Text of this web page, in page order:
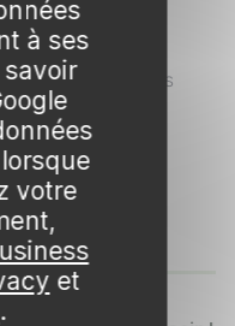
mâle au port
la base, dont les
silhouette
Sa croissance
années, mais
vert clair au
puis vire à un
DÉCOUVREZ COMMENT
arbres
à ses
savoir
votre
et
.